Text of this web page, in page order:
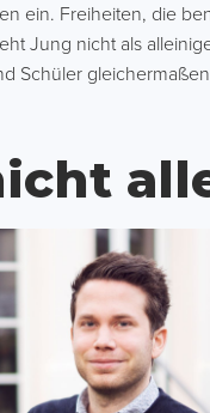
ein. Freiheiten, die
Jung nicht als
Schüler